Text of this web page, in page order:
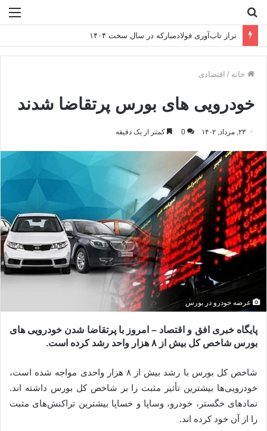
برای
خانه / اقتصادی
خودرویی های بورس پرتقاضا شدند
۲۳, مرداد, ۱۴۰۲ 0 کمتر از یک دقیقه
عرضه خودرو در بورس
پایگاه خبری افق و اقتصاد – امروز با پرتقاضا شدن خودرویی های
بورس شاخص کل بیش از ۸ هزار واحد رشد کرده است.
شاخص کل بورس با رشد بیش از ۸ هزار واحدی مواجه شده است،
خودرویی‌ها بیشترین تأثیر مثبت را بر شاخص کل بورس داشته اند.
نمادهای خگستر، خودرو، وساپا و خساپا بیشترین تراکنش‌های مثبت
را از آن خود کرده اند.